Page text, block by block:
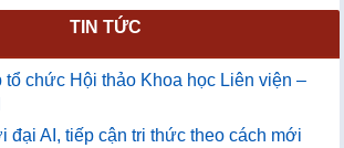
Thông báo về việc hướng dẫn truy cập
sử dụng CSDL ProQuest Ebook
TIN TỨC
tổ chức Hội thảo Khoa học Liên viện –
đại AI, tiếp cận tri thức theo cách mới